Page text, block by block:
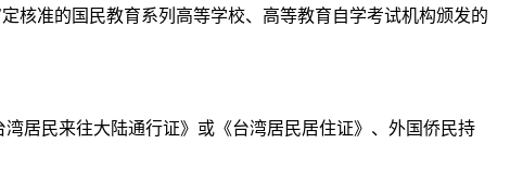
核准的国民教育系列高等学校、高等教育自学考试机构颁发的
居民来往大陆通行证》或《台湾居民居住证》、外国侨民持